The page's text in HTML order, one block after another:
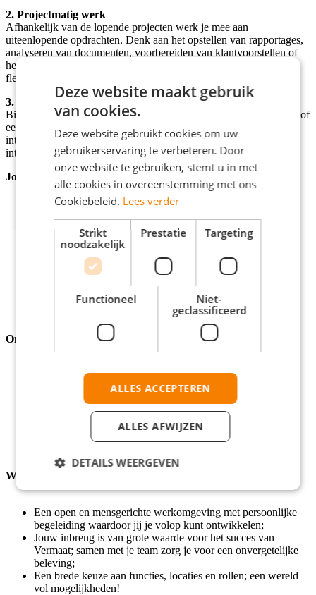
2. Projectmatig werk
Afhankelijk van de lopende projecten werk je mee aan
uiteenlopende opdrachten. Denk aan het opstellen van rapportages,
analyseren van documenten, voorbereiden van klantvoorstellen of
het ontwikkelen van communicatiemateriaal. Jouw bijdrage is
flexibel, en altijd van waarde.
3. Eigen initiatief & onderzoek
Binnen Vermaat krijg je de ruimte om zelf projecten aan te dragen of
een onderzoek op te zetten dat aansluit bij jouw studie of
interessegebied. Of je nu aan de slag wilt met procesoptimalisatie,
interne communicatie of klantbeleving, jouw ambitie telt.
Jouw ingrediënten
hospitality, eventmanagement, bedrijfskunde, facility of
communicatie.
Je werkt gestructureerd, schakelt snel en houdt overzicht.
Je hebt oog voor detail én ziet het grotere plaatje.
Je denkt in oplossingen, neemt initiatief en durft
verantwoordelijkheid te pakken.
Je hebt interesse in hospitality op strategisch en projectmatig
Onze bijgerechten
afstudeeronderzoek
Directe begeleiding vanuit de commerciële directie
Veel ruimte voor initiatief, zelfstandigheid en persoonlijke
Een kijkje achter de schermen bij één van de grootste
hospitality-organisaties van Nederland
Werken als stagiair:
Een open en mensgerichte werkomgeving met persoonlijke
begeleiding waardoor jij je volop kunt ontwikkelen;
Jouw inbreng is van grote waarde voor het succes van
Vermaat; samen met je team zorg je voor een onvergetelijke
beleving;
Een brede keuze aan functies, locaties en rollen; een wereld
vol mogelijkheden!
Deze website maakt gebruik
van cookies.
Deze website gebruikt cookies om uw
gebruikerservaring te verbeteren. Door
onze website te gebruiken, stemt u in met
alle cookies in overeenstemming met ons
Cookiebeleid. Lees verder
Strikt
noodzakelijk
Prestatie Targeting
Functioneel
Niet-
geclassificeerd
ALLES ACCEPTEREN
ALLES AFWIJZEN
DETAILS WEERGEVEN